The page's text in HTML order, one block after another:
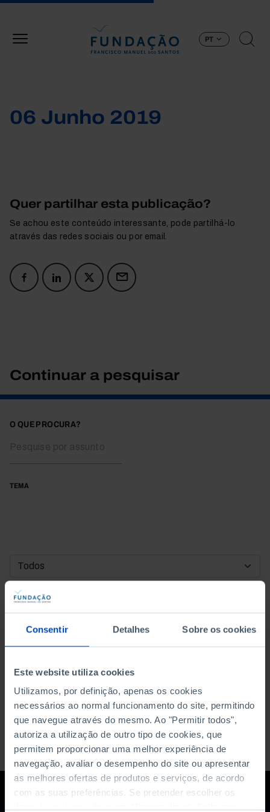
Consentir Detalhes Sobre os cookies
Este website utiliza cookies
Utilizamos, por definição, apenas os cookies
necessários ao normal funcionamento do site, permitindo
que navegue através do mesmo. Ao "Permitir todos",
autoriza a utilização de outro tipo de cookies, que
permitem proporcionar uma melhor experiência de
navegação, avaliar o desempenho do site ou apresentar
as melhores ofertas de produtos e serviços, de acordo
com as suas preferências. Se pretender escolher os
PT
06 Junho 2019
Quer partilhar esta publicação?
Se achou este conteúdo interessante, pode partilhá-lo
através das redes sociais ou por email.
Continuar a pesquisar
O QUE PROCURA?
TEMA
DATA DE INÍCIO
DATA DE FIM